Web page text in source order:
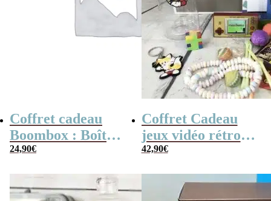
Coffret cadeau
Boombox : Boîte
bonbons des
Coffret bonbon
24,90€
Coffret Cadeau
jeux vidéo rétro
(avec sa console de
42,90€